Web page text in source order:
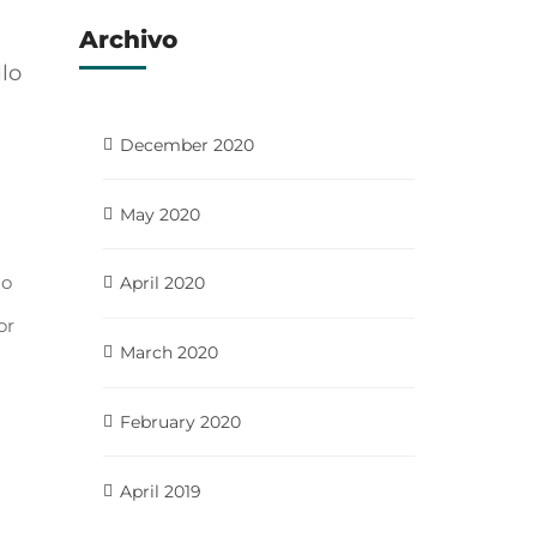
Archivo
December 2020
May 2020
April 2020
March 2020
February 2020
April 2019